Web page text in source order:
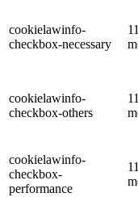
cookielawinfo-
checkbox-necessary
11
cookielawinfo-
checkbox-others
11
cookielawinfo-
checkbox-
performance
11